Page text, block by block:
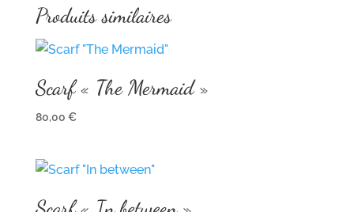
Produits similaires
Scarf « The Mermaid »
80,00 €